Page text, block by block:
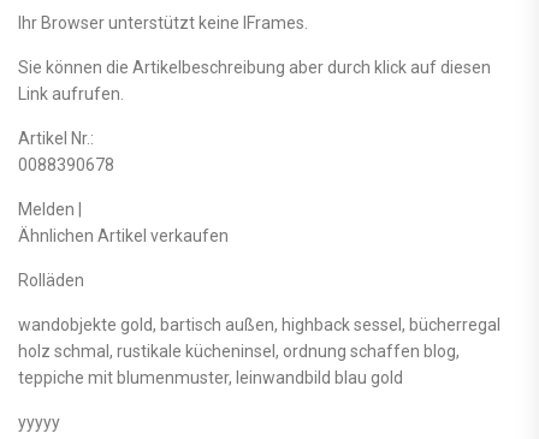
Ihr Browser unterstützt keine IFrames.
Sie können die Artikelbeschreibung aber durch klick auf diesen
Link aufrufen.
Artikel Nr.:
0088390678
Melden |
Ähnlichen Artikel verkaufen
Rolläden
wandobjekte gold, bartisch außen, highback sessel, bücherregal
holz schmal, rustikale kücheninsel, ordnung schaffen blog,
teppiche mit blumenmuster, leinwandbild blau gold
yyyyy